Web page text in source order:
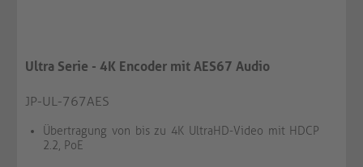
Ultra Serie - 4K Encoder mit AES67 Audio
JP-UL-767AES
Übertragung von bis zu 4K UltraHD-Video mit HDCP
2.2, PoE